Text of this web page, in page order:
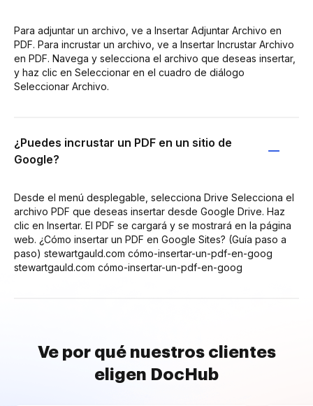
Para adjuntar un archivo, ve a Insertar Adjuntar Archivo en
PDF. Para incrustar un archivo, ve a Insertar Incrustar Archivo
en PDF. Navega y selecciona el archivo que deseas insertar,
y haz clic en Seleccionar en el cuadro de diálogo
Seleccionar Archivo.
¿Puedes incrustar un PDF en un sitio de
Google?
Desde el menú desplegable, selecciona Drive Selecciona el
archivo PDF que deseas insertar desde Google Drive. Haz
clic en Insertar. El PDF se cargará y se mostrará en la página
web. ¿Cómo insertar un PDF en Google Sites? (Guía paso a
paso) stewartgauld.com cómo-insertar-un-pdf-en-goog
stewartgauld.com cómo-insertar-un-pdf-en-goog
Ve por qué nuestros clientes
eligen DocHub